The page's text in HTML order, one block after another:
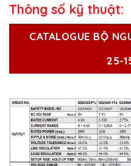
Thông số kỹ thuật:
CATALOGUE BỘ
25-